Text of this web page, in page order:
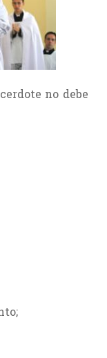
no debe